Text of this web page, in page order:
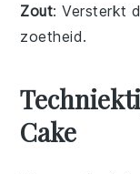
Zout: Versterkt
zoetheid.
Cake